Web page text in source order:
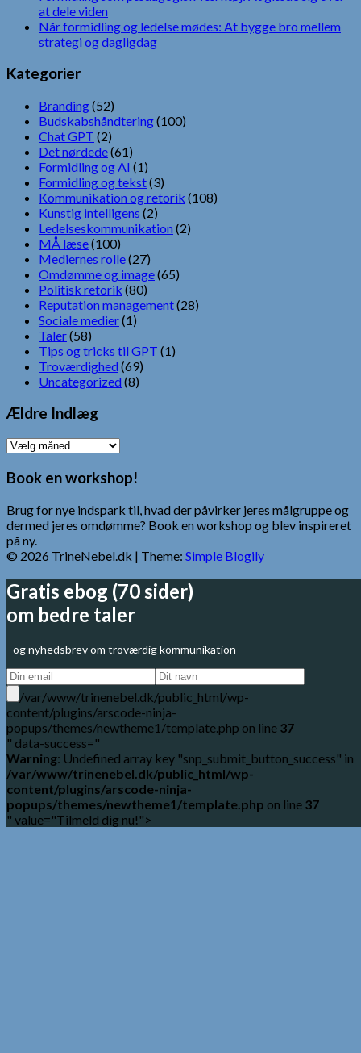
at dele viden
Når formidling og ledelse mødes: At bygge bro mellem
strategi og dagligdag
Kategorier
Branding(52)
Budskabshåndtering(100)
Chat GPT (2)
Det nørdede(61)
Formidling og AI (1)
Formidling og tekst(3)
Kommunikation og retorik (108)
Kunstig intelligens (2)
Ledelseskommunikation (2)
MÅ læse(100)
Mediernes rolle(27)
Omdømme og image(65)
Politisk retorik (80)
Reputation management(28)
Sociale medier(1)
Taler(58)
Tips og tricks til GPT (1)
Troværdighed (69)
Uncategorized (8)
Ældre Indlæg
Ældre
Book en workshop!
Brug for nye indspark til, hvad der påvirker jeres målgruppe og
dermed jeres omdømme? Book en workshop og blev inspireret
på ny.
© 2026 TrineNebel.dk | Theme: Simple Blogily
Gratis ebog (70 sider)
om bedre taler
- og nyhedsbrev om troværdig kommunikation
/var/www/trinenebel.dk/public_html/wp-
content/plugins/arscode-ninja-
popups/themes/newtheme1/template.php on line 37
" data-success="
Warning: Undefined array key "snp_submit_button_success" in
/var/www/trinenebel.dk/public_html/wp-
content/plugins/arscode-ninja-
popups/themes/newtheme1/template.php on line 37
" value="Tilmeld dig nu!">